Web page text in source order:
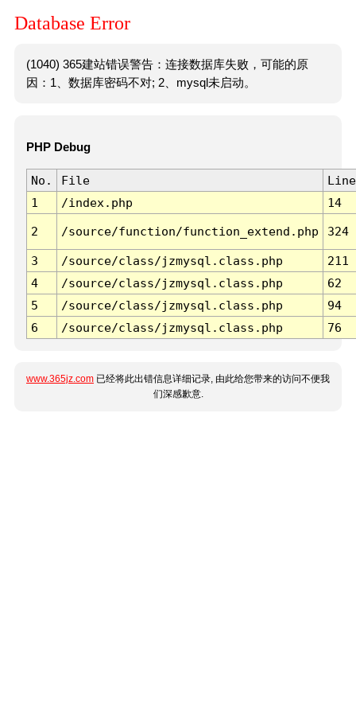
Database Error
(1040) 365建站错误警告：连接数据库失败，可能的原
因：1、数据库密码不对; 2、mysql未启动。
PHP Debug
No. File
Line
1
/index.php 14
2 /source/function/function_extend.php 324
3 /source/class/jzmysql.class.php
211
4
/source/class/jzmysql.class.php
62
5
/source/class/jzmysql.class.php
94
6
/source/class/jzmysql.class.php 76
www.365jz.com 已经将此出错信息详细记录, 由此给您带来的访问不便我
们深感歉意.